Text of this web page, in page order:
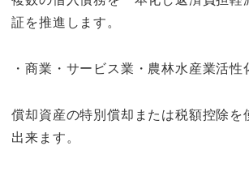
証を推進します。
・商業・サービス業・農林水産業活性
償却資産の特別償却または税額控除を
出来ます。